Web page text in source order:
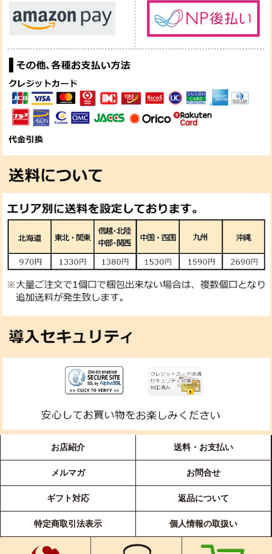
お店紹介 送料・お支払い
メルマガ お問合せ
ギフト対応 返品について
特定商取引法表示 個人情報の取扱い